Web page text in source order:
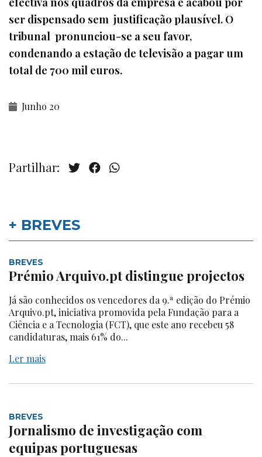
ser dispensado sem justificação plausível. O
tribunal pronunciou-se a seu favor,
condenando a estação de televisão a pagar um
total de 700 mil euros.
Junho 20
Partilhar:
+ BREVES
BREVES
Prémio Arquivo.pt distingue projectos
Já são conhecidos os vencedores da 9.ª edição do Prémio
Arquivo.pt, iniciativa promovida pela Fundação para a
Ciência e a Tecnologia (FCT), que este ano recebeu 58
candidaturas, mais 61% do...
Ler mais
BREVES
Jornalismo de investigação com
equipas portuguesas